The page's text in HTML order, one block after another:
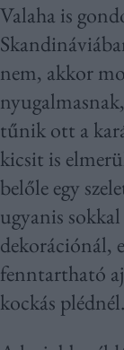
Valaha is
nem, akkor
tűnik ott a
kicsit is
belőle egy
ugyanis
dekorációnál,
fenntartható
kockás